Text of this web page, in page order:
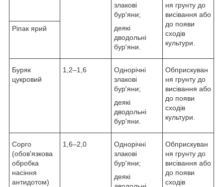
злакові
бур'яни;
деякі
дводольні
бур'яни.
ня грунту до
висівання або
до появи
сходів
культури.
Ріпак ярий
Буряк
цукровий
1,2–1,6
Однорічні
злакові
бур'яни;
деякі
дводольні
бур'яни.
Обприскуван
ня грунту до
висівання або
до появи
сходів
культури.
Сорго
(обов'язкова
обробка
насіння
антидотом)
1,6–2,0
Однорічні
злакові
бур'яни;
деякі
Обприскуван
ня грунту до
висівання або
до появи
сходів